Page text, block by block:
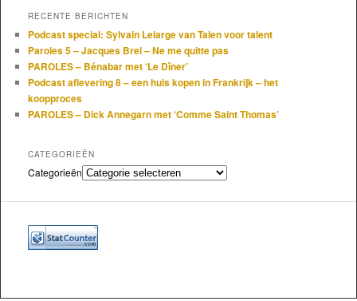
RECENTE BERICHTEN
Podcast special: Sylvain Lelarge van Talen voor talent
Paroles 5 – Jacques Brel – Ne me quitte pas
PAROLES – Bénabar met ‘Le Dîner’
Podcast aflevering 8 – een huis kopen in Frankrijk – het
koopproces
PAROLES – Dick Annegarn met ‘Comme Saint Thomas’
CATEGORIEËN
Categorieën